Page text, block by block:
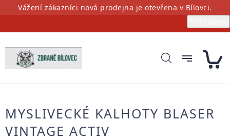
PřejítVážení zákazníci nová prodejna je otevřena v Bílovci.
MYSLIVECKÉ KALHOTY BLASER
VINTAGE ACTIV